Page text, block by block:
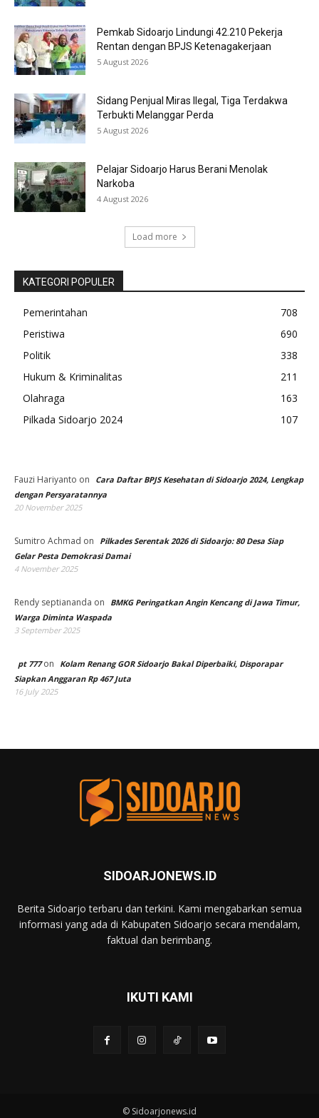
Pemkab Sidoarjo Lindungi 42.210 Pekerja
Rentan dengan BPJS Ketenagakerjaan
5 August 2026
Sidang Penjual Miras Ilegal, Tiga Terdakwa
Terbukti Melanggar Perda
5 August 2026
Pelajar Sidoarjo Harus Berani Menolak
Narkoba
4 August 2026
Load more
KATEGORI POPULER
Pemerintahan
708
Peristiwa
690
Politik
338
Hukum & Kriminalitas
211
Olahraga
163
Pilkada Sidoarjo 2024
107
Fauzi Hariyanto on
Cara Daftar BPJS Kesehatan di Sidoarjo 2024, Lengkap
dengan Persyaratannya
20 November 2025
Sumitro Achmad on
Pilkades Serentak 2026 di Sidoarjo: 80 Desa Siap
Gelar Pesta Demokrasi Damai
4 November 2025
Rendy septiananda on
BMKG Peringatkan Angin Kencang di Jawa Timur,
Warga Diminta Waspada
3 September 2025
pt 777on
Kolam Renang GOR Sidoarjo Bakal Diperbaiki, Disporapar
Siapkan Anggaran Rp 467 Juta
16 July 2025
SIDOARJONEWS.ID
Berita Sidoarjo terbaru dan terkini. Kami mengabarkan semua
informasi yang ada di Kabupaten Sidoarjo secara mendalam,
faktual dan berimbang.
IKUTI KAMI
© Sidoarjonews.id